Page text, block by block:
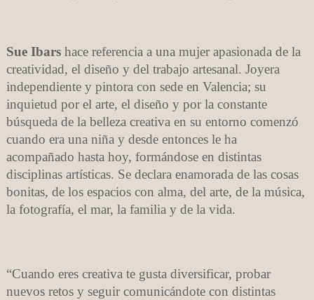
Sue Ibarshace referencia a una mujer apasionada de la
creatividad, el diseño y del trabajo artesanal. Joyera
independiente y pintora con sede en Valencia; su
inquietud por el arte, el diseño y por la constante
búsqueda de la belleza creativa en su entorno comenzó
cuando era una niña y desde entonces le ha
acompañado hasta hoy, formándose en distintas
disciplinas artísticas. Se declara enamorada de las cosas
bonitas, de los espacios con alma, del arte, de la música,
la fotografía, el mar, la familia y de la vida.
“Cuando eres creativa te gusta diversificar, probar
nuevos retos y seguir comunicándote con distintas